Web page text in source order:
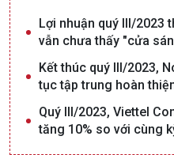
Lợi nhuận quý III/2023
vẫn chưa thấy "cửa
Kết thúc quý III/2023,
tục tập trung hoàn
Quý III/2023, Viettel
tăng 10% so với cùng